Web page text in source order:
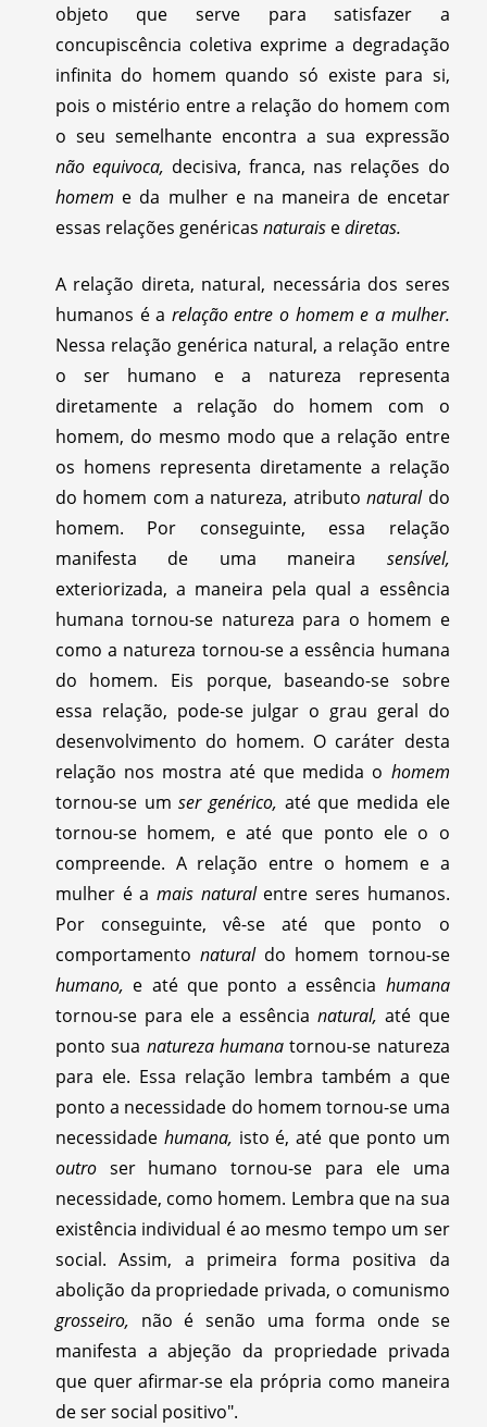
objeto que serve para satisfazer a
concupiscência coletiva exprime a degradação
infinita do homem quando só existe para si,
pois o mistério entre a relação do homem com
o seu semelhante encontra a sua expressão
não equivoca, decisiva, franca, nas relações do
homem e da mulher e na maneira de encetar
essas relações genéricas naturais ediretas.
A relação direta, natural, necessária dos seres
humanos é a relação entre o homem e a mulher.
Nessa relação genérica natural, a relação entre
o ser humano e a natureza representa
diretamente a relação do homem com o
homem, do mesmo modo que a relação entre
os homens representa diretamente a relação
do homem com a natureza, atributonatural do
homem. Por conseguinte, essa relação
manifesta de uma maneira sensível,
exteriorizada, a maneira pela qual a essência
humana tornou-se natureza para o homem e
como a natureza tornou-se a essência humana
do homem. Eis porque, baseando-se sobre
essa relação, pode-se julgar o grau geral do
desenvolvimento do homem. O caráter desta
relação nos mostra até que medida o homem
tornou-se umser genérico, até que medida ele
tornou-se homem, e até que ponto ele o o
compreende. A relação entre o homem e a
mulher é a mais natural entre seres humanos.
Por conseguinte, vê-se até que ponto o
comportamentonatural do homem tornou-se
humano, e até que ponto a essência humana
tornou-se para ele a essência natural, até que
ponto sua natureza humanatornou-se natureza
para ele. Essa relação lembra também a que
ponto a necessidade do homem tornou-se uma
necessidade humana, isto é, até que ponto um
outro ser humano tornou-se para ele uma
necessidade, como homem. Lembra que na sua
existência individual é ao mesmo tempo um ser
social. Assim, a primeira forma positiva da
abolição da propriedade privada, o comunismo
grosseiro, não é senão uma forma onde se
manifesta a abjeção da propriedade privada
que quer afirmar-se ela própria como maneira
de ser social positivo".